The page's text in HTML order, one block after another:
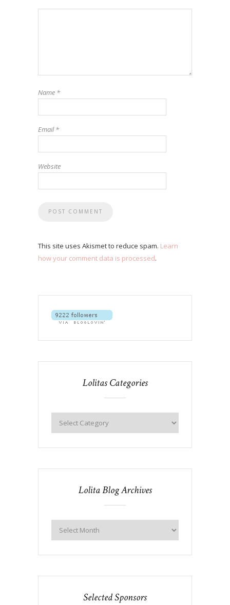
Name *
Email*
Website
This site uses Akismet to reduce spam. Learn
how your comment data is processed.
Lolitas Categories
Lolita Blog Archives
Selected Sponsors